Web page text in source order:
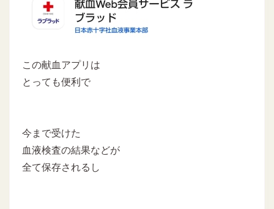
この献血アプリは
とっても便利で
今まで受けた
血液検査の結果などが
全て保存されるし